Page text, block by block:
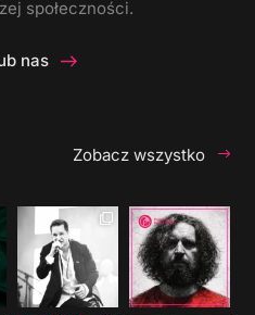
społeczności.
nas
Zobacz wszystko